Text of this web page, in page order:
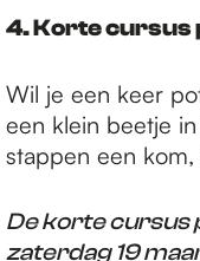
4. Korte cursus
Wil je een keer
een klein beetje
stappen een
De korte cursus
zaterdag 19